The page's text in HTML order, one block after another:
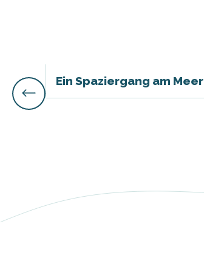
Ein Spaziergang am Meer